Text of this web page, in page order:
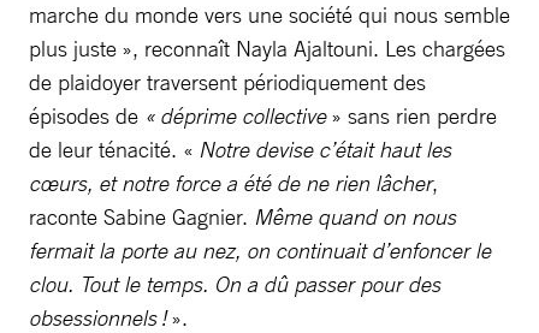
marche du monde vers une société qui nous semble
plus juste », reconnaît Nayla Ajaltouni. Les chargées
de plaidoyer traversent périodiquement des
épisodes de « déprime collective» sans rien perdre
de leur ténacité. « Notre devise c’était haut les
cœurs, et notre force a été de ne rien lâcher,
raconte Sabine Gagnier. Même quand on nous
fermait la porte au nez, on continuait d’enfoncer le
clou. Tout le temps. On a dû passer pour des
obsessionnels !».